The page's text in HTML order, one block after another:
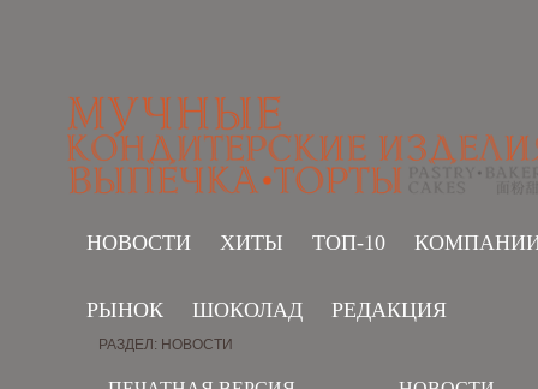
НОВОСТИ ХИТЫ ТОП-10
РЫНОК ШОКОЛАД РЕДАКЦИЯ
РАЗДЕЛ: НОВОСТИ